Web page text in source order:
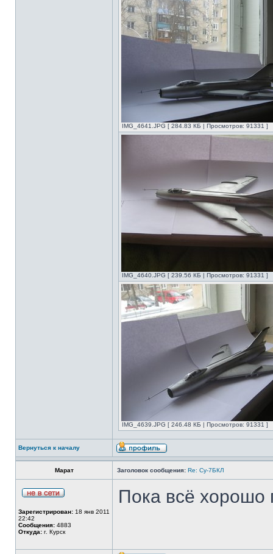
IMG_4641.JPG [ 284.83 КБ | Просмотров: 91331 ]
IMG_4640.JPG [ 239.56 КБ | Просмотров: 91331 ]
IMG_4639.JPG [ 246.48 КБ | Просмотров: 91331 ]
Вернуться к началу
Марат Заголовок сообщения: Re: Су-7БКЛ
Зарегистрирован: 18 янв 2011
22:42
Сообщения: 4883
Откуда: г. Курск
Пока всё хорошо